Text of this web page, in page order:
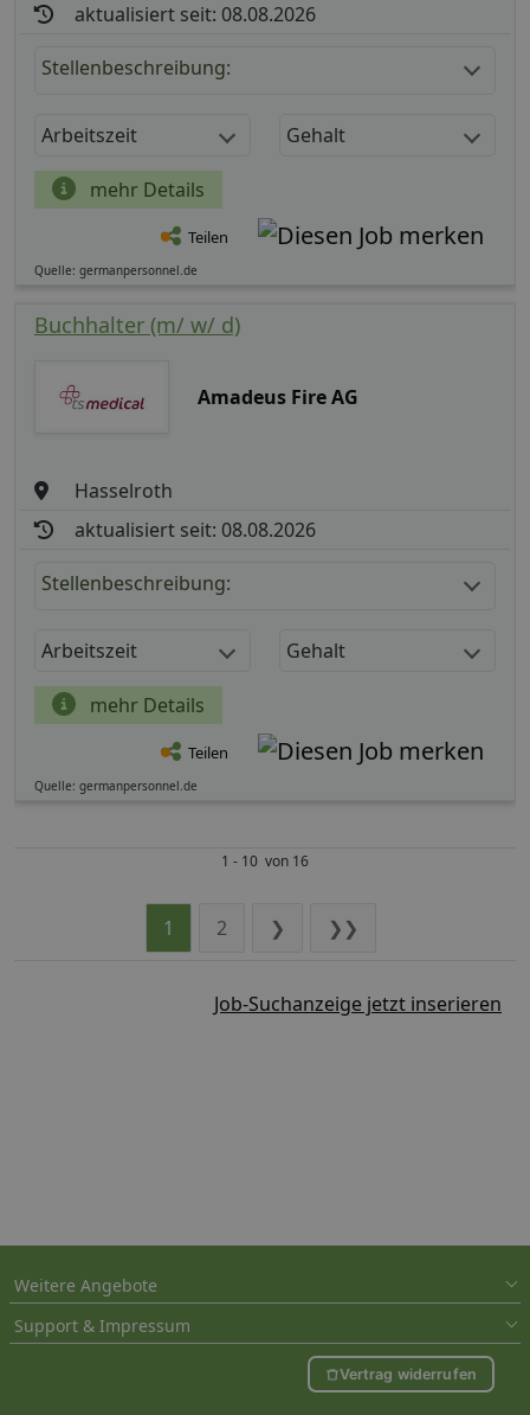
aktualisiert seit: 08.08.2026
Stellenbeschreibung:
Arbeitszeit Gehalt
mehr Details
Teilen
Quelle: germanpersonnel.de
Buchhalter (m/ w/ d)
Amadeus Fire AG
Hasselroth
aktualisiert seit: 08.08.2026
Stellenbeschreibung:
Arbeitszeit Gehalt
mehr Details
Teilen
Quelle: germanpersonnel.de
1 - 10 von 16
1 2 ❯ ❯❯
Job-Suchanzeige jetzt inserieren
Weitere Angebote
Support & Impressum
Vertrag widerrufen